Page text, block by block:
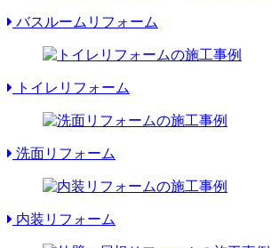
バスルームリフォーム
トイレリフォーム
洗面リフォーム
内装リフォーム